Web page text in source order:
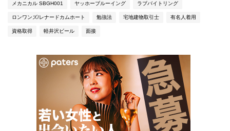
メカニカル SBGH001 ヤッホーブルーイング ラブバイトリング
ロンワンズ/レナードカムホート 勉強法 宅地建物取引士 有名人着用
資格取得 軽井沢ビール 面接